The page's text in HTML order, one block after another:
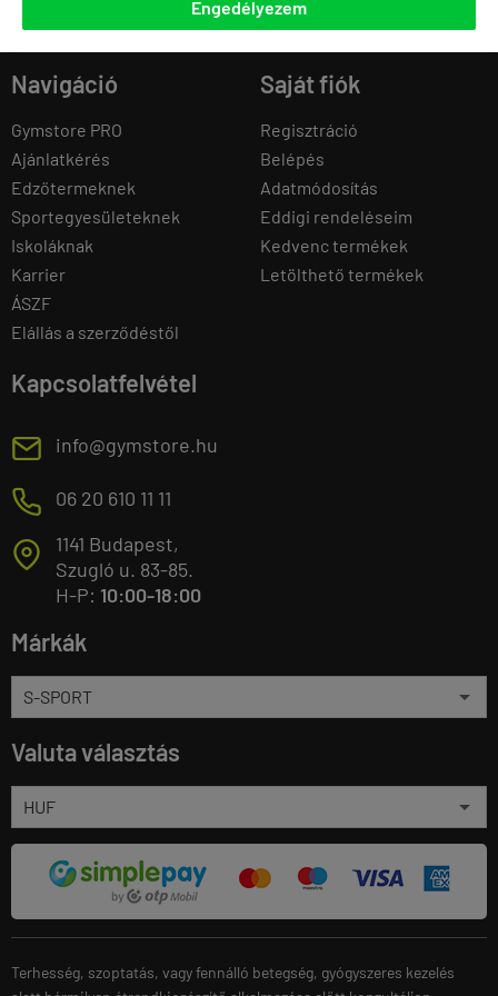
Engedélyezem
Navigáció
Gymstore PRO
Ajánlatkérés
Edzőtermeknek
Sportegyesületeknek
Iskoláknak
Karrier
ÁSZF
Elállás a szerződéstől
Saját fiók
Regisztráció
Belépés
Adatmódosítás
Eddigi rendeléseim
Kedvenc termékek
Letölthető termékek
Kapcsolatfelvétel
E info@gymstore.hu
M 06 20 610 11 11
T
1141 Budapest,
Szugló u. 83-85.
H-P: 10:00-18:00
Márkák
Valuta választás
Terhesség, szoptatás, vagy fennálló betegség, gyógyszeres kezelés